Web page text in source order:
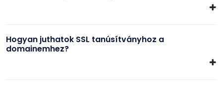
Hogyan juthatok SSL tanúsítványhoz a
domainemhez?